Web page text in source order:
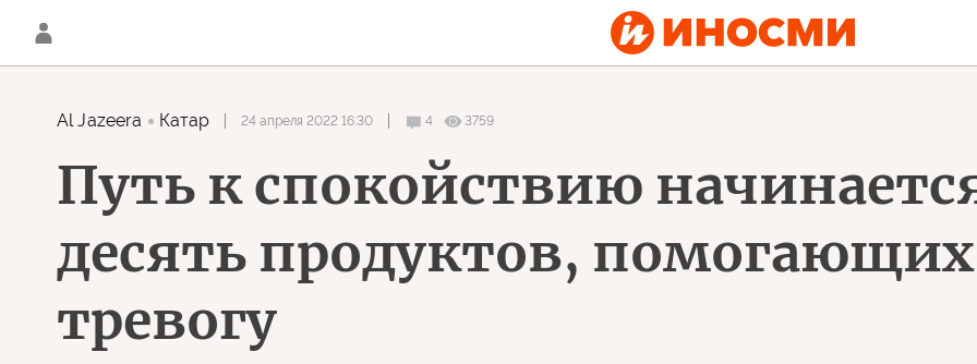
Al Jazeera Катар 24 апреля 2022 16:30 4 3759
Путь к спокойствию
десять продуктов,
тревогу